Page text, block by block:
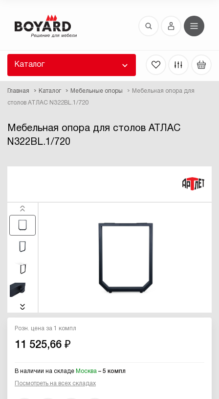
Каталог
Главная Каталог Мебельные опоры Мебельная опора для
столов АТЛАС N322BL.1/720
Мебельная опора для столов АТЛАС
N322BL.1/720
Розн. цена за 1 компл
11 525,66 ₽
В наличии на складе Москва – 5 компл
Посмотреть на всех складах
Восстановление пароля
высланы вам по E-Mail.
ссылку для восстановления